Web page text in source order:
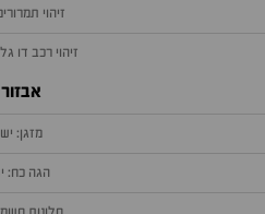
זיהוי
זיהוי רכב דו
אבזור
מזגן: יש
הגה כח: